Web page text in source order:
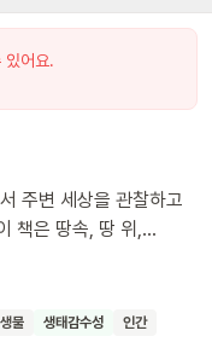
있어요.
주변 세상을 관찰하고
로 보여주며 각각의
문장을 반복해요. 이
물 생태감수성 인간